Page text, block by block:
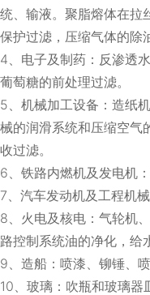
统、输液。聚脂熔体在拉
保护过滤，压缩气体的除
4、电子及制药：反渗透
葡萄糖的前处理过滤。
5、机械加工设备：造纸
械的润滑系统和压缩空气
收过滤。
6、铁路内燃机及发电机
7、汽车发动机及工程机
8、火电及核电：气轮机
路控制系统油的净化，给
9、造船：喷漆、铆锤、
10、玻璃：吹瓶和玻璃